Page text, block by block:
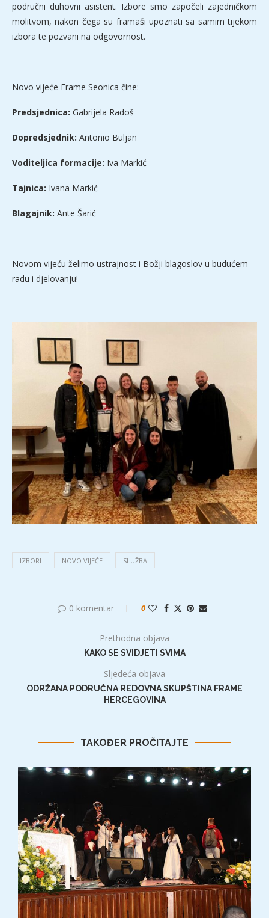
područni duhovni asistent. Izbore smo započeli zajedničkom
molitvom, nakon čega su framaši upoznati sa samim tijekom
izbora te pozvani na odgovornost.
Novo vijeće Frame Seonica čine:
Predsjednica: Gabrijela Radoš
Dopredsjednik: Antonio Buljan
Voditeljica formacije: Iva Markić
Tajnica: Ivana Markić
Blagajnik: Ante Šarić
Novom vijeću želimo ustrajnost i Božji blagoslov u budućem
radu i djelovanju!
IZBORI NOVO VIJEĆE SLUŽBA
0 komentar 0
Prethodna objava
KAKO SE SVIDJETI SVIMA
Sljedeća objava
ODRŽANA PODRUČNA REDOVNA SKUPŠTINA FRAME
HERCEGOVINA
TAKOĐER PROČITAJTE